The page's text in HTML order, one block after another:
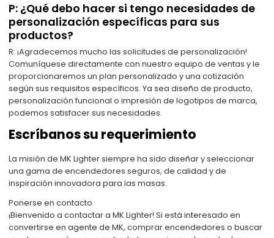
P: ¿Qué debo hacer si tengo necesidades de
personalización específicas para sus
productos?
R: ¡Agradecemos mucho las solicitudes de personalización!
Comuníquese directamente con nuestro equipo de ventas y le
proporcionaremos un plan personalizado y una cotización
según sus requisitos específicos. Ya sea diseño de producto,
personalización funcional o impresión de logotipos de marca,
podemos satisfacer sus necesidades.
Escríbanos su requerimiento
La misión de MK Lighter siempre ha sido diseñar y seleccionar
una gama de encendedores seguros, de calidad y de
inspiración innovadora para las masas.
Ponerse en contacto
¡Bienvenido a contactar a MK Lighter! Si está interesado en
convertirse en agente de MK, comprar encendedores o buscar